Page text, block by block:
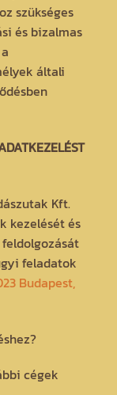
szükséges
és bizalmas
általi
Kft.
kezelését és
feladatok
Budapest,
cégek